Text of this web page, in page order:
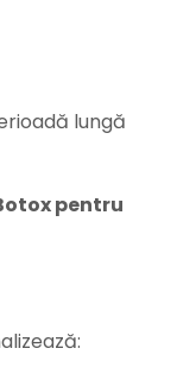
lungă
pentru